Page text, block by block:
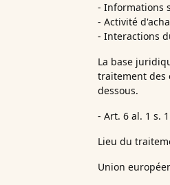
- Informations
- Activité
- Interactions
La base
traitement des
dessous.
- Art. 6 al. 1 s.
Lieu du
Union